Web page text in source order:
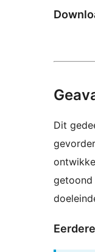
Dit